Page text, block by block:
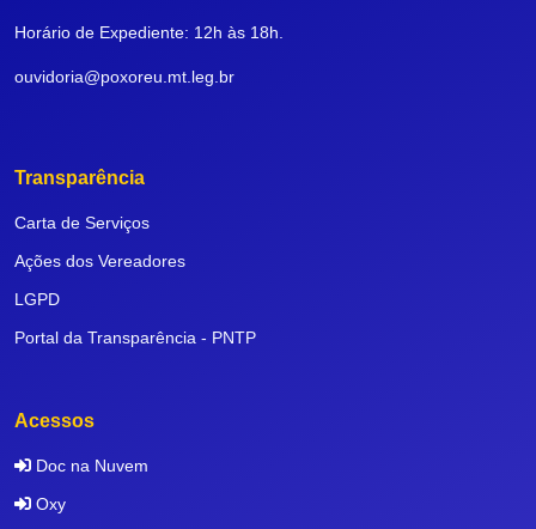
Horário de Expediente: 12h às 18h.
ouvidoria@poxoreu.mt.leg.br
Transparência
Carta de Serviços
Ações dos Vereadores
LGPD
Portal da Transparência - PNTP
Acessos
Doc na Nuvem
Oxy